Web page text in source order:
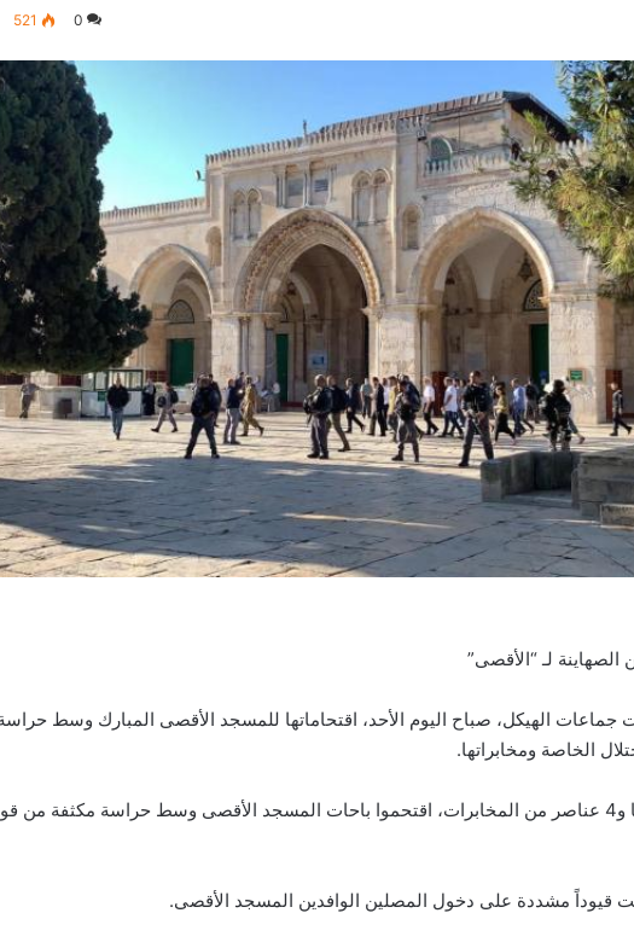
0
521
لـ “الأقصى”
جماعات الهيكل، صباح اليوم الأحد، اقتحاماتها للمسجد الأقصى المبارك وسط
الخاصة ومخابراتها.
وقال مراسلنا أن 45 مستوطنا و4 عناصر من المخابرات، اقتحموا باحات المسجد الأقصى وسط حراسة مكثفة
قيوداً مشددة على دخول المصلين الوافدين المسجد الأقصى.